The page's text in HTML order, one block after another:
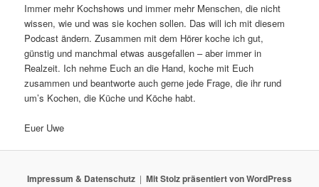
Immer mehr Kochshows und immer mehr Menschen, die nicht
wissen, wie und was sie kochen sollen. Das will ich mit diesem
Podcast ändern. Zusammen mit dem Hörer koche ich gut,
günstig und manchmal etwas ausgefallen – aber immer in
Realzeit. Ich nehme Euch an die Hand, koche mit Euch
zusammen und beantworte auch gerne jede Frage, die ihr rund
um’s Kochen, die Küche und Köche habt.
Euer Uwe
Impressum & Datenschutz Mit Stolz präsentiert von WordPress